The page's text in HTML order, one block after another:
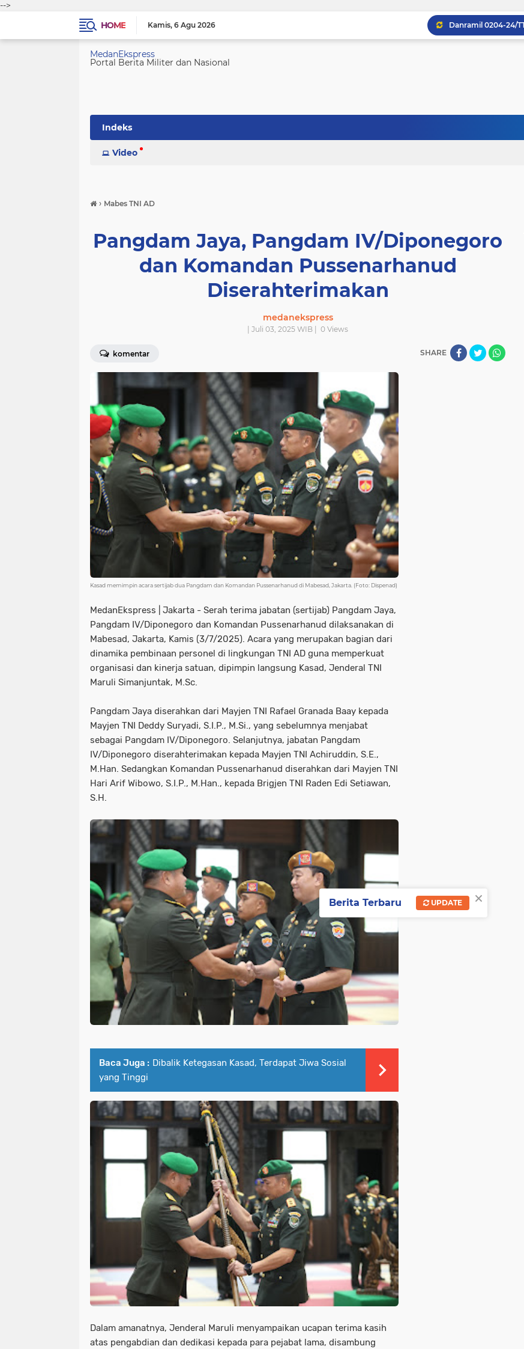
-->
HOME
Kamis 6 Agu 2026
MedanEkspress
Portal Berita Militer dan Nasional
Indeks
Video
› Mabes TNI AD
Pangdam Jaya, Pangdam IV/Diponegoro
dan Komandan Pussenarhanud
Diserahterimakan
medanekspress
| Juli 03, 2025 WIB | 0 Views
komentar SHARE
Kasad memimpin acara sertijab dua Pangdam dan Komandan Pussenarhanud di Mabesad, Jakarta. (Foto: Dispenad)
MedanEkspress | Jakarta - Serah terima jabatan (sertijab) Pangdam Jaya,
Pangdam IV/Diponegoro dan Komandan Pussenarhanud dilaksanakan di
Mabesad, Jakarta, Kamis (3/7/2025). Acara yang merupakan bagian dari
dinamika pembinaan personel di lingkungan TNI AD guna memperkuat
organisasi dan kinerja satuan, dipimpin langsung Kasad, Jenderal TNI
Maruli Simanjuntak, M.Sc.
Pangdam Jaya diserahkan dari Mayjen TNI Rafael Granada Baay kepada
Mayjen TNI Deddy Suryadi, S.I.P., M.Si., yang sebelumnya menjabat
sebagai Pangdam IV/Diponegoro. Selanjutnya, jabatan Pangdam
IV/Diponegoro diserahterimakan kepada Mayjen TNI Achiruddin, S.E.,
M.Han. Sedangkan Komandan Pussenarhanud diserahkan dari Mayjen TNI
Hari Arif Wibowo, S.I.P., M.Han., kepada Brigjen TNI Raden Edi Setiawan,
S.H.
Baca Juga : Dibalik Ketegasan Kasad, Terdapat Jiwa Sosial
yang Tinggi
Dalam amanatnya, Jenderal Maruli menyampaikan ucapan terima kasih
atas pengabdian dan dedikasi kepada para pejabat lama, disambung
×
Berita Terbaru UPDATE